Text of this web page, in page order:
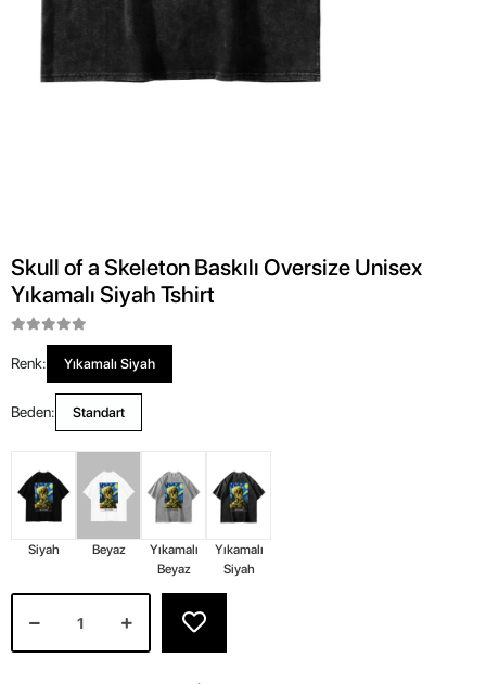
Skull of a Skeleton Baskılı Oversize Unisex
Yıkamalı Siyah Tshirt
Renk: Yıkamalı Siyah
Beden: Standart
Siyah Beyaz
Yıkamalı
Beyaz
Yıkamalı
Siyah